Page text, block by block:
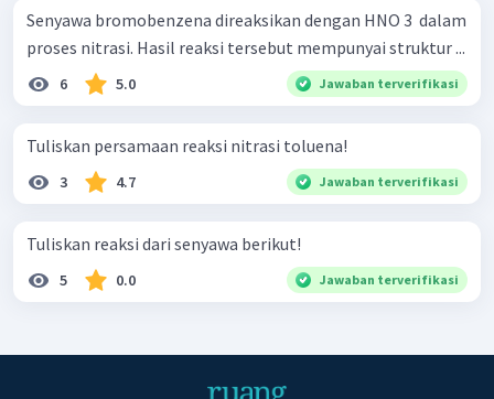
Senyawa bromobenzena direaksikan dengan HNO 3 ​ dalam
proses nitrasi. Hasil reaksi tersebut mempunyai struktur ...
6 5.0 Jawaban terverifikasi
Tuliskan persamaan reaksi nitrasi toluena!
3 4.7 Jawaban terverifikasi
Tuliskan reaksi dari senyawa berikut!
5 0.0 Jawaban terverifikasi